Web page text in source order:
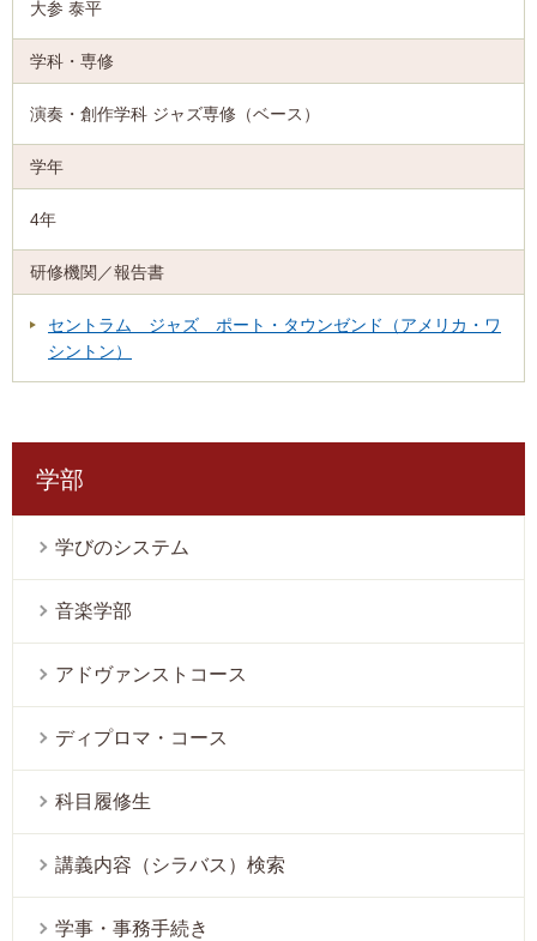
大参 泰平
演奏・創作学科 ジャズ専修（ベース）
4年
セントラム ジャズ ポート・タウンゼンド（アメリカ・ワ
シントン）
学部
学びのシステム
音楽学部
アドヴァンストコース
ディプロマ・コース
科目履修生
講義内容（シラバス）検索
学事・事務手続き